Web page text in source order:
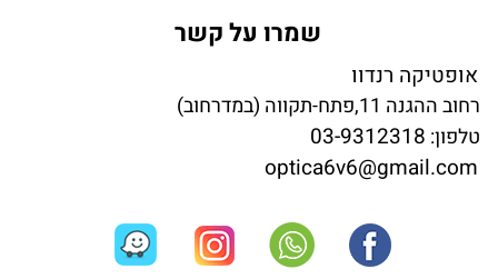
שמרו על קשר
אופטיקה רנדוו
רחוב ההגנה 11,פתח-תקווה (במדרחוב)
טלפון: 03-9312318